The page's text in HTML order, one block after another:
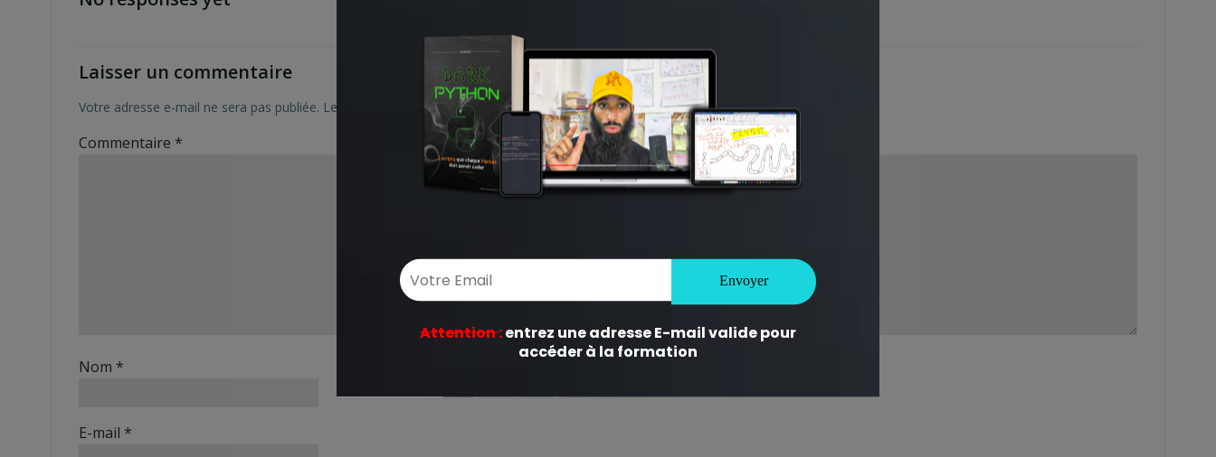
Laisser un commentaire
Votre adresse e-mail ne sera pas publiée. Les champs obligatoires sont indiqués avec*
Commentaire *
Nom *
E-mail *